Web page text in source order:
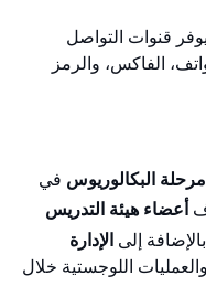
قنوات التواصل
الفاكس، والرمز
البكالوريوس في
أعضاء هيئة التدريس
إلى الإدارة
اللوجستية خلال